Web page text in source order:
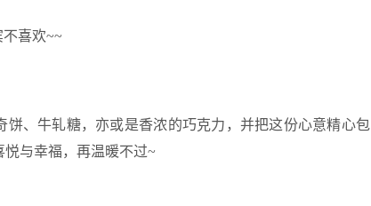
喜欢~~
、牛轧糖，亦或是香浓的巧克力，并把这份心意精心包
与幸福，再温暖不过~